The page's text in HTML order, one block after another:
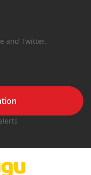
and Twitter.